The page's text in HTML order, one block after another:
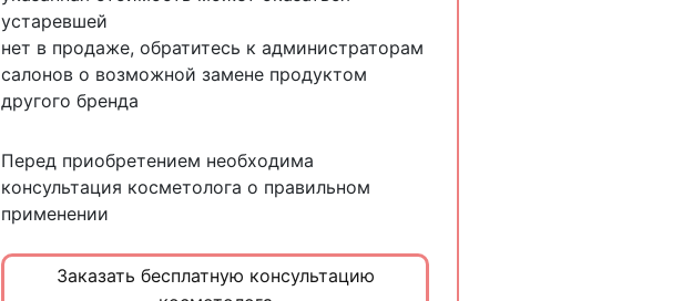
устаревшей
нет в продаже, обратитесь к администраторам
салонов о возможной замене продуктом
другого бренда
Перед приобретением необходима
консультация косметолога о правильном
применении
Заказать бесплатную консультацию